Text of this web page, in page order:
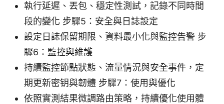
執行延遲、丟包、穩定性測試，記錄不同時間
段的變化 步驟5：安全與日誌設定
設定日誌保留期限、資料最小化與監控告警 步
驟6：監控與維護
持續監控節點狀態、流量情況與安全事件，定
期更新密钥與韌體 步驟7：使用與優化
依照實測結果微調路由策略，持續優化使用體